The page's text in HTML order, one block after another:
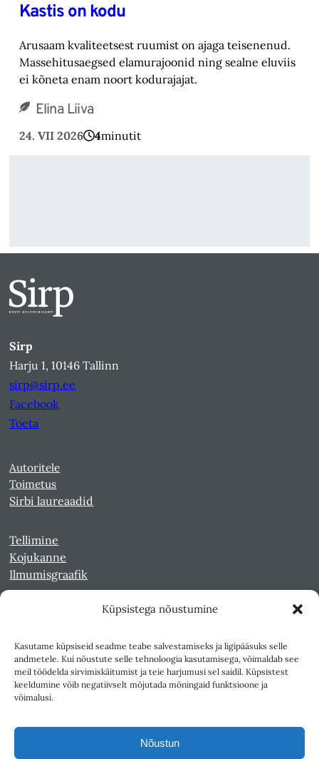
Küpsistega nõustumine
Kasutame küpsiseid seadme teabe salvestamiseks ja ligipääsuks selle
andmetele. Kui nõustute selle tehnoloogia kasutamisega, võimaldab see
meil töödelda sirvimiskäitumist ja teie harjumusi sel saidil. Küpsistest
keeldumine võib negatiivselt mõjutada mõningaid funktsioone ja
võimalusi.
Nõustun
Kastis on kodu
Arusaam kvaliteetsest ruumist on ajaga teisenenud.
Massehitusaegsed elamurajoonid ning sealne eluviis
ei kõneta enam noort kodurajajat.
Elina Liiva
24. VII 2026 4minutit
Sirp
Harju 1, 10146 Tallinn
sirp@sirp.ee
Facebook
Toeta
Autoritele
Toimetus
Sirbi laureaadid
Tellimine
Kojukanne
Ilmumisgraafik
Kultuurileht 1994-1997
Reede 1989-1990
Sirp ja Vasar 1940-1989
Teksti- ja andmekaeve